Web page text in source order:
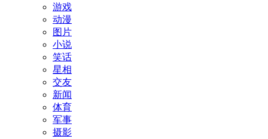
游戏
动漫
图片
小说
笑话
星相
交友
新闻
体育
军事
摄影